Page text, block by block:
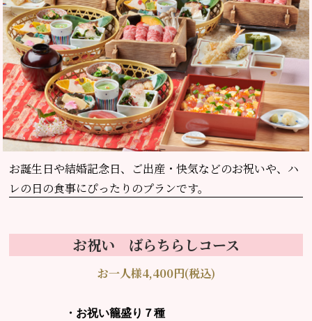
お誕生日や結婚記念日、
ご出産・快気などのお祝いや、ハ
レの日の食事にぴったりのプランです。
お祝い ばらちらしコース
お一人様4,400円(税込)
・お祝い籠盛り７種